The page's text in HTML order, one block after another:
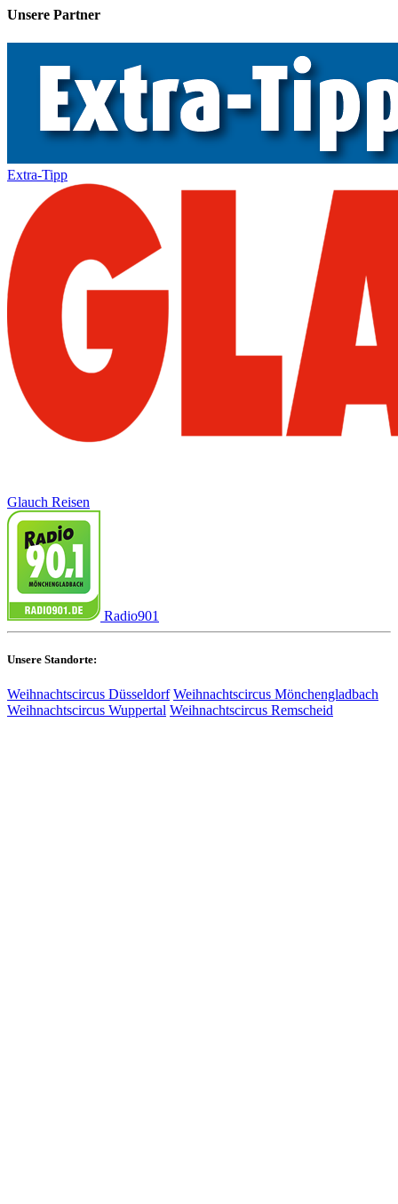
Unsere Partner
Extra-Tipp
Glauch Reisen
Radio901
Unsere Standorte:
Weihnachtscircus Düsseldorf Weihnachtscircus Mönchengladbach
Weihnachtscircus Wuppertal Weihnachtscircus Remscheid